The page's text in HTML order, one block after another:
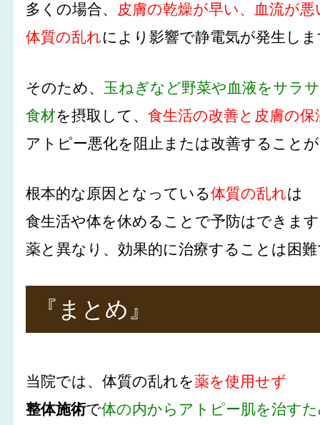
多くの場合、
皮膚の乾燥が早い、血流が悪
体質の乱れにより影響で静電気が発生し
そのため、 玉ねぎなど野菜や血液をサラ
食材を摂取して、食生活の改善と皮膚の保
アトピー悪化を阻止または改善すること
根本的な原因となっている体質の乱れは
食生活や体を休めることで予防はできま
薬と異なり、効果的に治療することは困
『まとめ』
当院では、体質の乱れを薬を使用せず
整体施術で体の内からアトピー肌を治す